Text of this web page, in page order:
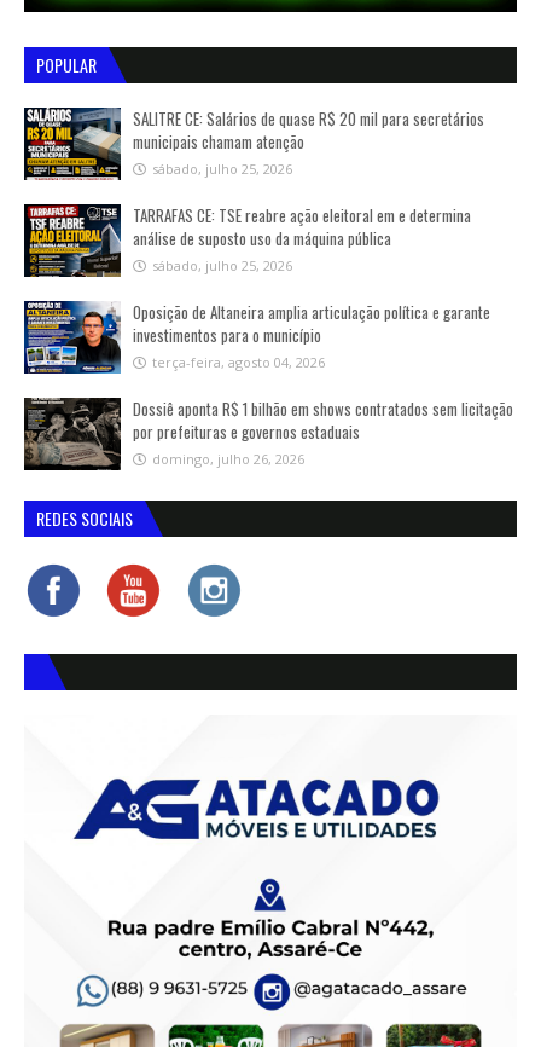
POPULAR
SALITRE CE: Salários de quase R$ 20 mil para secretários
municipais chamam atenção
sábado, julho 25, 2026
TARRAFAS CE: TSE reabre ação eleitoral em e determina
análise de suposto uso da máquina pública
sábado, julho 25, 2026
Oposição de Altaneira amplia articulação política e garante
investimentos para o município
terça-feira, agosto 04, 2026
Dossiê aponta R$ 1 bilhão em shows contratados sem licitação
por prefeituras e governos estaduais
domingo, julho 26, 2026
REDES SOCIAIS